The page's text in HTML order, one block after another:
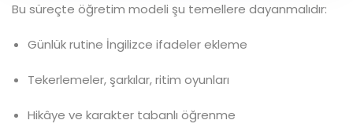
Bu süreçte öğretim modeli şu temellere dayanmalıdır:
Günlük rutine İngilizce ifadeler ekleme
Tekerlemeler, şarkılar, ritim oyunları
Hikâye ve karakter tabanlı öğrenme